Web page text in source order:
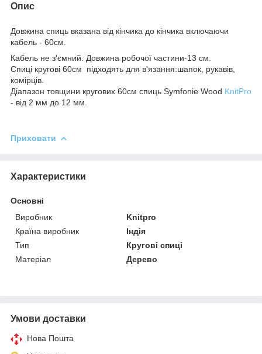
Опис
Довжина спиць вказана від кінчика до кінчика включаючи
кабель - 60см.
Кабель не з'ємний. Довжина робочої частини-13 см.
Спиці кругові 60см підходять для в'язання:шапок, рукавів,
комірців.
Діапазон товщини кругових 60см спиць Symfonie Wood KnitPro
- від 2 мм до 12 мм.
Приховати
Характеристики
Основні
Виробник
Knitpro
Країна виробник
Індія
Тип
Кругові спиці
Матеріал
Дерево
Умови доставки
Нова Пошта